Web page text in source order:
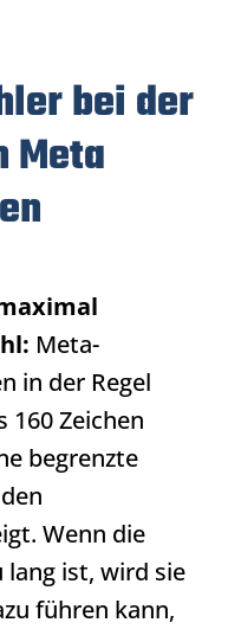
bei der
Meta
Meta-
in der Regel
160 Zeichen
begrenzte
Wenn die
lang ist, wird sie
führen kann,